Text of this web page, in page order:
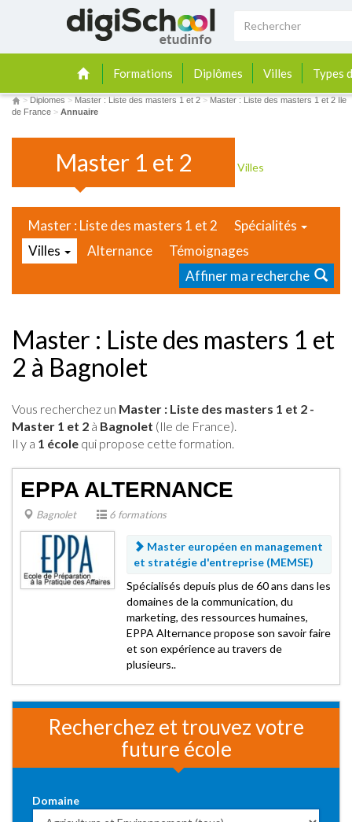
Formations Diplômes Villes Types
> Diplomes > Master : Liste des masters 1 et 2 > Master : Liste des masters 1 et 2 Ile
de France > Annuaire
Master 1 et 2 Villes
Master : Liste des masters 1 et 2
Spécialités
Villes
Alternance
Témoignages
Affiner ma recherche
Master : Liste des masters 1 et
2 à Bagnolet
Vous recherchez un Master : Liste des masters 1 et 2 -
Master 1 et 2 à Bagnolet (Ile de France).
Il y a 1 école qui propose cette formation.
EPPA ALTERNANCE
Bagnolet 6 formations
Master européen en management
et stratégie d'entreprise (MEMSE)
Spécialisés depuis plus de 60 ans dans les
domaines de la communication, du
marketing, des ressources humaines,
EPPA Alternance propose son savoir faire
et son expérience au travers de
plusieurs..
Recherchez et trouvez votre
future école
Domaine